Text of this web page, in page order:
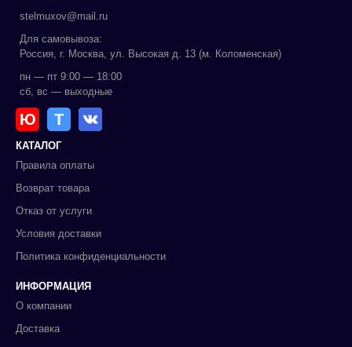
stelmuxov@mail.ru
Для самовывоза:
Россия, г. Москва, ул. Высокая д. 13 (м. Коломенская)
пн — пт 9:00 — 18:00
сб, вс — выходные
Ю Т
КАТАЛОГ
Правила оплаты
Возврат товара
Отказ от услуги
Условия доставки
Политика конфиденциальности
ИНФОРМАЦИЯ
О компании
Доставка